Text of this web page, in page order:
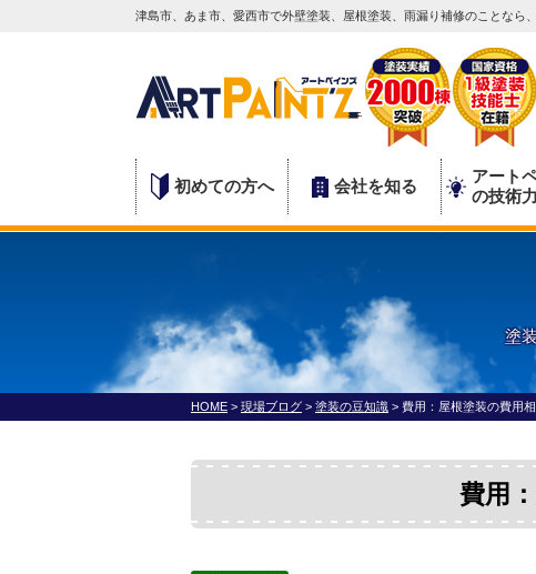
津島市、あま市、愛西市で外壁塗装、屋根塗装、雨漏り補修のことなら
初めての方へ 会社を知る
アート
の技術力
塗
HOME > 現場ブログ > 塗装の豆知識 > 費用：屋根塗装の費用
費用